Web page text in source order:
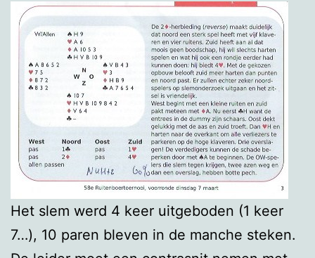
Het slem werd 4 keer uitgeboden (1 keer
7…), 10 paren bleven in de manche steken.